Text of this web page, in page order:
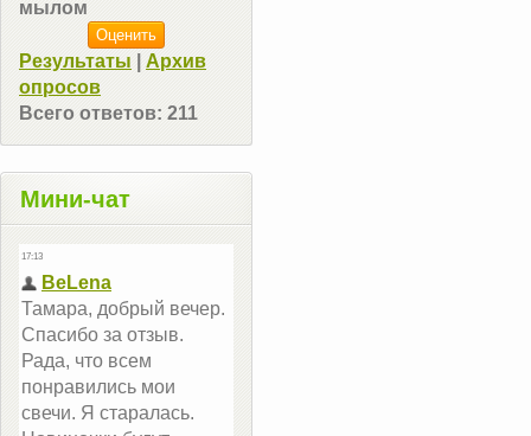
мылом
Результаты
Архив
опросов
Всего ответов: 211
Мини-чат